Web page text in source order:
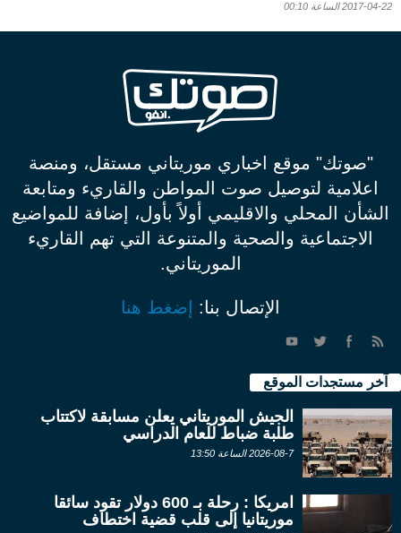
2017-04-22 الساعة 00:10
"صوتك" موقع اخباري موريتاني مستقل، ومنصة
اعلامية لتوصيل صوت المواطن والقاريء ومتابعة
الشأن المحلي والاقليمي أولاً بأول، إضافة للمواضيع
الاجتماعية والصحية والمتنوعة التي تهم القاريء
الموريتاني.
الإتصال بنا: إضغط هنا
آخر مستجدات الموقع
الجيش الموريتاني يعلن مسابقة لاكتتاب
طلبة ضباط للعام الدراسي
2026-08-7 الساعة 13:50
امريكا : رحلة بـ 600 دولار تقود سائقا
موريتانيا إلى قلب قضية اختطاف